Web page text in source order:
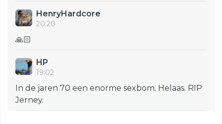
HenryHardcore
20:20
🙏🏻
HP
19:02
In de jaren 70 een enorme sexbom. Helaas. RIP
Jerney.